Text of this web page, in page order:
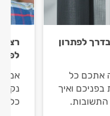
לפתרון
אתכם כל
בפניכם ואיך
אם
כל